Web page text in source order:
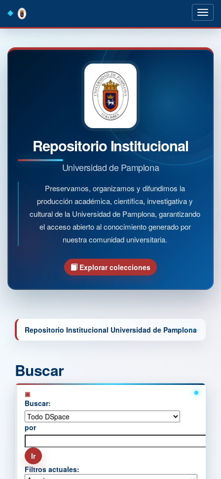
navigation
Repositorio Institucional
Universidad de Pamplona
Preservamos, organizamos y difundimos la
producción académica, científica, investigativa y
cultural de la Universidad de Pamplona, garantizando
el acceso abierto al conocimiento generado por
nuestra comunidad universitaria.
Explorar colecciones
Repositorio Institucional Universidad de Pamplona
Buscar
Buscar:
por
Filtros actuales: